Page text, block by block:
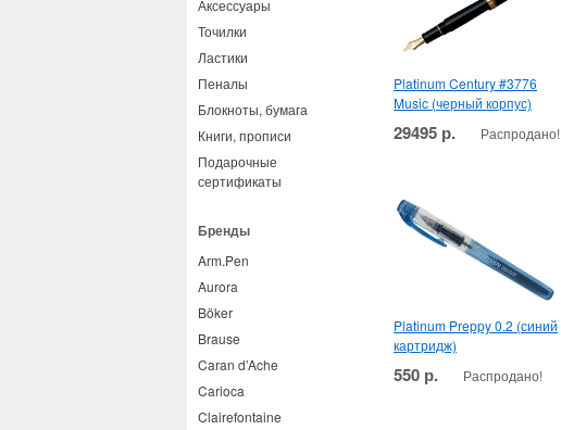
Аксессуары
Точилки
Ластики
Пеналы
Блокноты, бумага
Книги, прописи
Подарочные
сертификаты
Бренды
Arm.Pen
Aurora
Böker
Brause
Caran d’Ache
Carioca
Clairefontaine
Platinum Century #3776
Music (черный корпус)
29495 р. Распродано!
Platinum Preppy 0.2 (синий
картридж)
550 р. Распродано!